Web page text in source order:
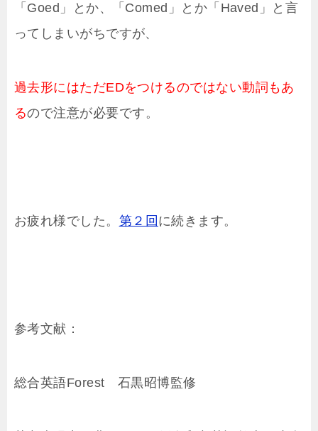
「Goed」とか、「Comed」とか「Haved」と言
ってしまいがちですが、
過去形にはただEDをつけるのではない動詞もあ
るので注意が必要です。
お疲れ様でした。 第２回 に続きます。
参考文献：
総合英語Forest 石黒昭博監修